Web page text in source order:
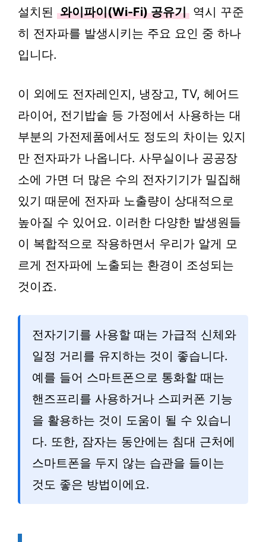
설치된 와이파이(Wi-Fi) 공유기 역시 꾸준
히 전자파를 발생시키는 주요 요인 중 하나
입니다.
이 외에도 전자레인지, 냉장고, TV, 헤어드
라이어, 전기밥솥 등 가정에서 사용하는 대
부분의 가전제품에서도 정도의 차이는 있지
만 전자파가 나옵니다. 사무실이나 공공장
소에 가면 더 많은 수의 전자기기가 밀집해
있기 때문에 전자파 노출량이 상대적으로
높아질 수 있어요. 이러한 다양한 발생원들
이 복합적으로 작용하면서 우리가 알게 모
르게 전자파에 노출되는 환경이 조성되는
것이죠.
전자기기를 사용할 때는 가급적 신체와
일정 거리를 유지하는 것이 좋습니다.
예를 들어 스마트폰으로 통화할 때는
핸즈프리를 사용하거나 스피커폰 기능
을 활용하는 것이 도움이 될 수 있습니
다. 또한, 잠자는 동안에는 침대 근처에
스마트폰을 두지 않는 습관을 들이는
것도 좋은 방법이에요.